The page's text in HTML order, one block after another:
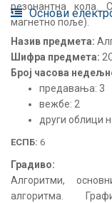
резонантна кола.
магнетно поље).
Основи
Назив предмета:
Шифра предмета:
Број часова
предавања: 3
вежбе: 2
други облици
ЕСПБ: 6
Градиво:
Алгоритми,
алгоритма.